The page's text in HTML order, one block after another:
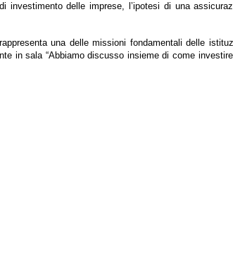
delle imprese, l’ipotesi di una
una delle missioni fondamentali delle
in sala “Abbiamo discusso insieme di come